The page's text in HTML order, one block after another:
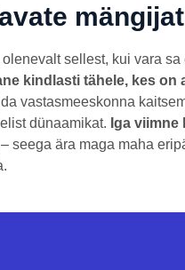
sellest, kui vara
kindlasti tähele, kes on
vastasmeeskonna
dünaamikat. Iga
– seega ära maga maha